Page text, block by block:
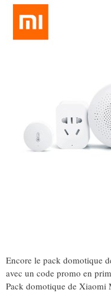
Encore le pack domotique
avec un code promo en
Pack domotique de Xiaomi